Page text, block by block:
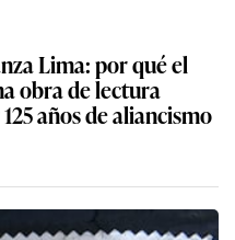
Lima: por qué el
obra de lectura
años de aliancismo